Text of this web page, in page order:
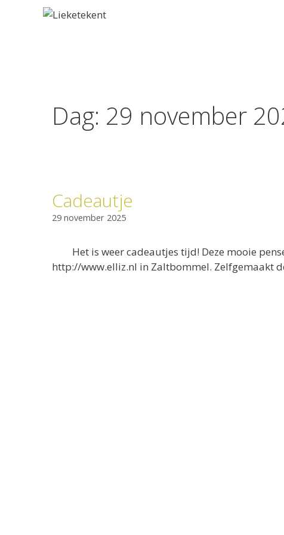
Dag: 29 november
Cadeautje
29 november 2025
Het is weer cadeautjes tijd! Deze mooie
http://www.elliz.nl in Zaltbommel. Zelfgemaakt